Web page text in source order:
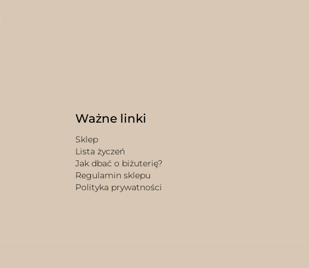
Ważne linki
Sklep
Lista życzeń
Jak dbać o biżuterię?
Regulamin sklepu
Polityka prywatności